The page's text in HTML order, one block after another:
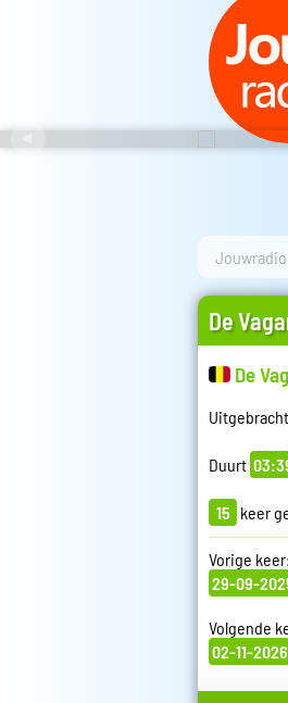
Jouwradio
De
De
Duurt
15 keer
Vorige keer:
29-09-
Volgende
02-11-2026